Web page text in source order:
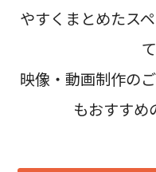
やすくまとめたス
映像・動画制作の
もおすすめ